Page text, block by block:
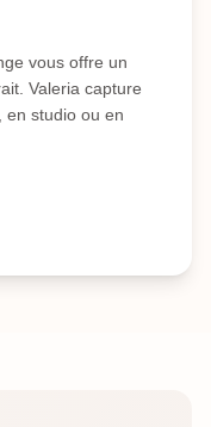
vous offre un
Valeria capture
en studio ou en